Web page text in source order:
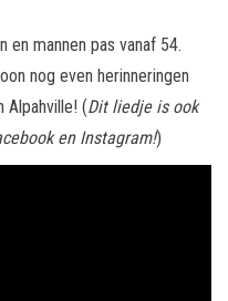
en mannen pas vanaf 54.
nog even herinneringen
Alpahville! (Dit liedje is ook
en Instagram!)